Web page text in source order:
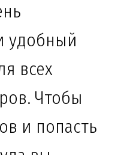
удобный
всех
Чтобы
и попасть